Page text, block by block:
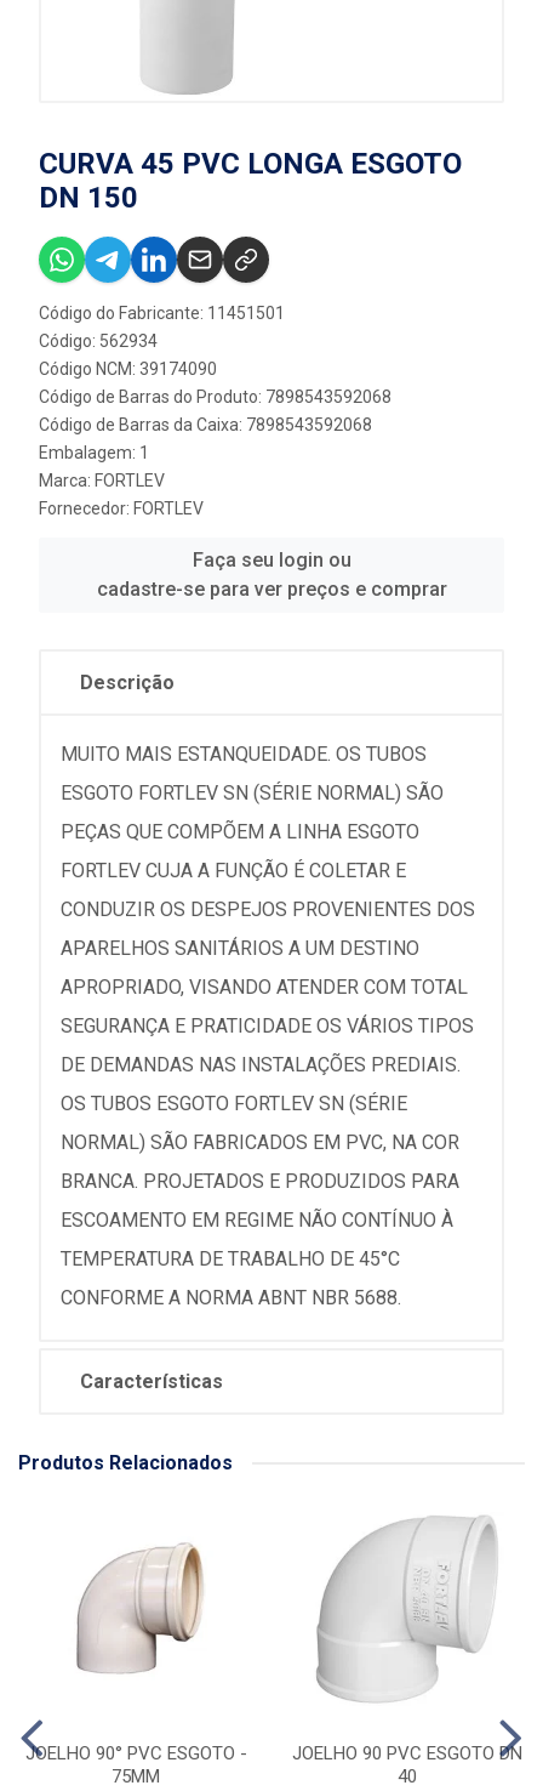
CURVA 45 PVC LONGA ESGOTO
DN 150
Código do Fabricante: 11451501
Código: 562934
Código NCM: 39174090
Código de Barras do Produto: 7898543592068
Código de Barras da Caixa: 7898543592068
Embalagem: 1
Marca: FORTLEV
Fornecedor: FORTLEV
Faça seu login ou
cadastre-se para ver preços e comprar
Descrição
MUITO MAIS ESTANQUEIDADE. OS TUBOS
ESGOTO FORTLEV SN (SÉRIE NORMAL) SÃO
PEÇAS QUE COMPÕEM A LINHA ESGOTO
FORTLEV CUJA A FUNÇÃO É COLETAR E
CONDUZIR OS DESPEJOS PROVENIENTES DOS
APARELHOS SANITÁRIOS A UM DESTINO
APROPRIADO, VISANDO ATENDER COM TOTAL
SEGURANÇA E PRATICIDADE OS VÁRIOS TIPOS
DE DEMANDAS NAS INSTALAÇÕES PREDIAIS.
OS TUBOS ESGOTO FORTLEV SN (SÉRIE
NORMAL) SÃO FABRICADOS EM PVC, NA COR
BRANCA. PROJETADOS E PRODUZIDOS PARA
ESCOAMENTO EM REGIME NÃO CONTÍNUO À
TEMPERATURA DE TRABALHO DE 45°C
CONFORME A NORMA ABNT NBR 5688.
Características
Produtos Relacionados
JOELHO 90° PVC ESGOTO -
75MM
JOELHO 90 PVC ESGOTO DN
40